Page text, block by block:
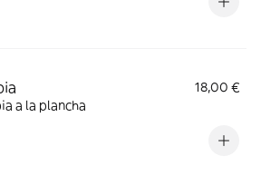
18,00 €
a la plancha